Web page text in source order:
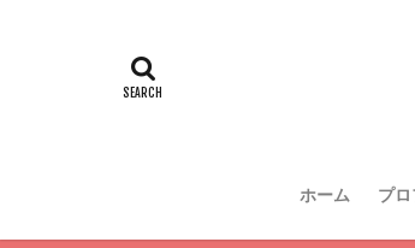
ホーム プ